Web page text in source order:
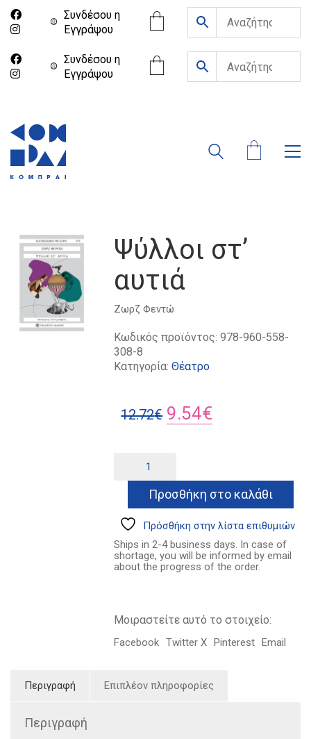
Συνδέσου η
Eγγράψου
Συνδέσου η
Eγγράψου
Ψύλλοι στ’
αυτιά
Ζωρζ Φεντώ
Κωδικός προϊόντος:978-960-558-
308-8
Κατηγορία:Θέατρο
12.72€ Original
12.72€.
9.54€
είναι:
9.54€.
αυτιά
ποσότηταΠροσθήκη στο καλάθι
Πρόσθήκη στην λίστα επιθυμιών
Ships in 2-4 business days. In case of
shortage, you will be informed by email
about the progress of the order.
Μοιραστείτε αυτό το στοιχείο:
Facebook Twitter X Pinterest Email
Περιγραφή Επιπλέον πληροφορίες
Περιγραφή